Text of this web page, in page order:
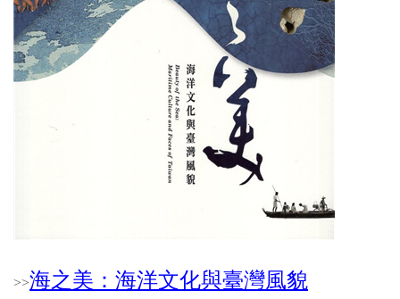
>>海之美：海洋文化與臺灣風貌